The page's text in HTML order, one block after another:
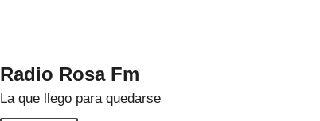
Radio Rosa Fm
La que llego para quedarse